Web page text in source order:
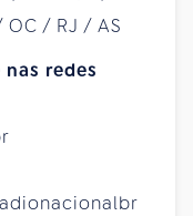
OC / RJ / AS
redes